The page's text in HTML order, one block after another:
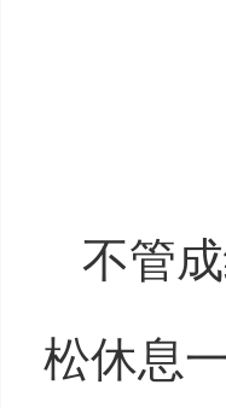
不管
松休息